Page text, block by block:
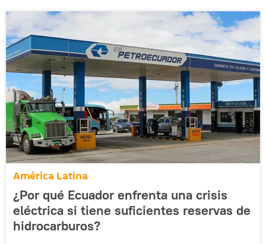
América Latina
¿Por qué Ecuador enfrenta una crisis
eléctrica si tiene suficientes reservas de
hidrocarburos?